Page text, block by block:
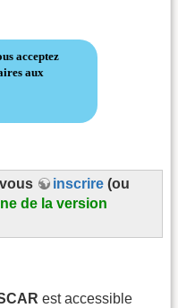
acceptez
aux
inscrire (ou
de la version
est accessible